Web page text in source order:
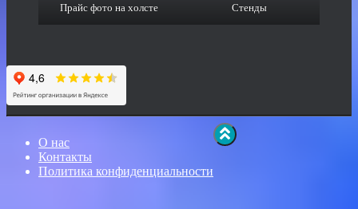
Прайс фото на холсте Стенды
О нас
Контакты
Политика конфиденциальности